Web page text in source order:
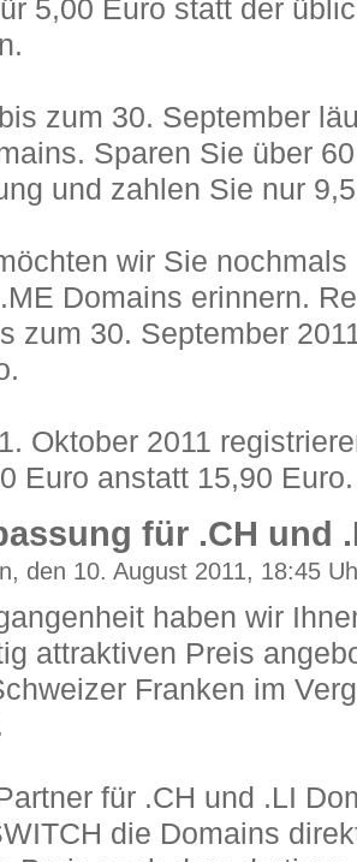
5,00 Euro statt der
zum 30. September
Sparen Sie über
und zahlen Sie nur
wir Sie
Domains erinnern.
zum 30. September
Oktober 2011
Euro anstatt 15,90 Euro.
für .CH und
den 10. August 2011, 18:45
haben wir
attraktiven Preis
Franken im
für .CH und .LI
die Domains